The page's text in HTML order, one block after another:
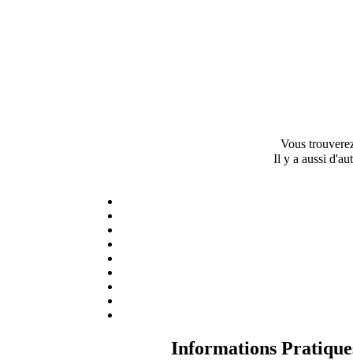
Vous
Il y a aussi
Informations